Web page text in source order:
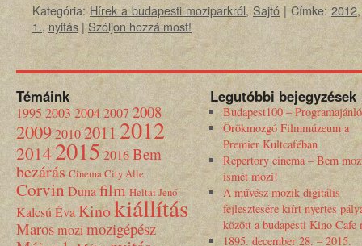
Kategória: Hírek a budapesti moziparkról,Sajtó | Címke: 2012
1.,nyitás | Szóljon hozzá most!
Témáink
1995 2003 20042007 2008
200920102011 2012
201420152016Bem
bezárás Cinema City Alle
CorvinDunafilm Heltai Jenő
Kalcsú ÉvaKinokiállítás
Marosmozimozigépész
Legutóbbi bejegyzések
Budapest100 – Programajánló
Örökmozgó Filmmúzeum a
Premier Kultcaféban
Repertory cinema – Bem
ismét mozi!
A művész mozik digitális
fejlesztésére kiírt nyertes
között a budapesti Kino Cafe
1895. december 28. – 2015.